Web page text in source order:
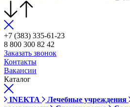
+7 (383) 335-61-23
8 800 300 82 42
Заказать звонок
Контакты
Вакансии
Каталог
INEKTA Лечебные учреждения